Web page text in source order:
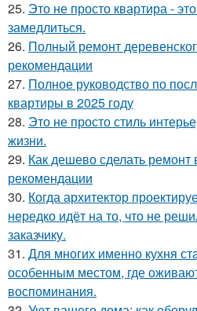
25. Это не просто квартира -
замедлиться.
26. Полный ремонт
рекомендации
27. Полное руководство по
квартиры в 2025 году
28. Это не просто стиль
жизни.
29. Как дешево сделать ремонт
рекомендации
30. Когда архитектор
нередко идёт на то, что не
заказчику.
31. Для многих именно кухня
особенным местом, где
воспоминания.